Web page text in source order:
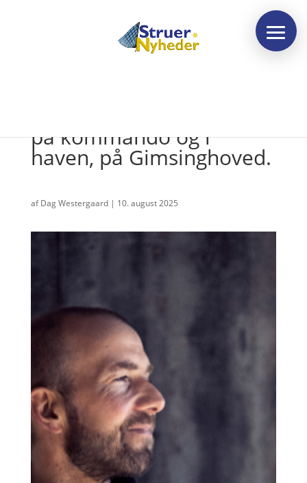
på kommando og i
haven, på Gimsinghoved.
afDag Westergaard| 10. august 2025